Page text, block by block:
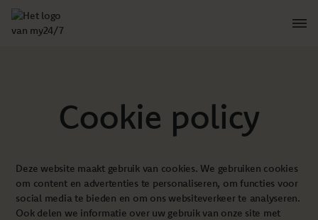
Cookie policy
Deze website maakt gebruik van cookies. We gebruiken cookies
om content en advertenties te personaliseren, om functies voor
social media te bieden en om ons websiteverkeer te analyseren.
Ook delen we informatie over uw gebruik van onze site met